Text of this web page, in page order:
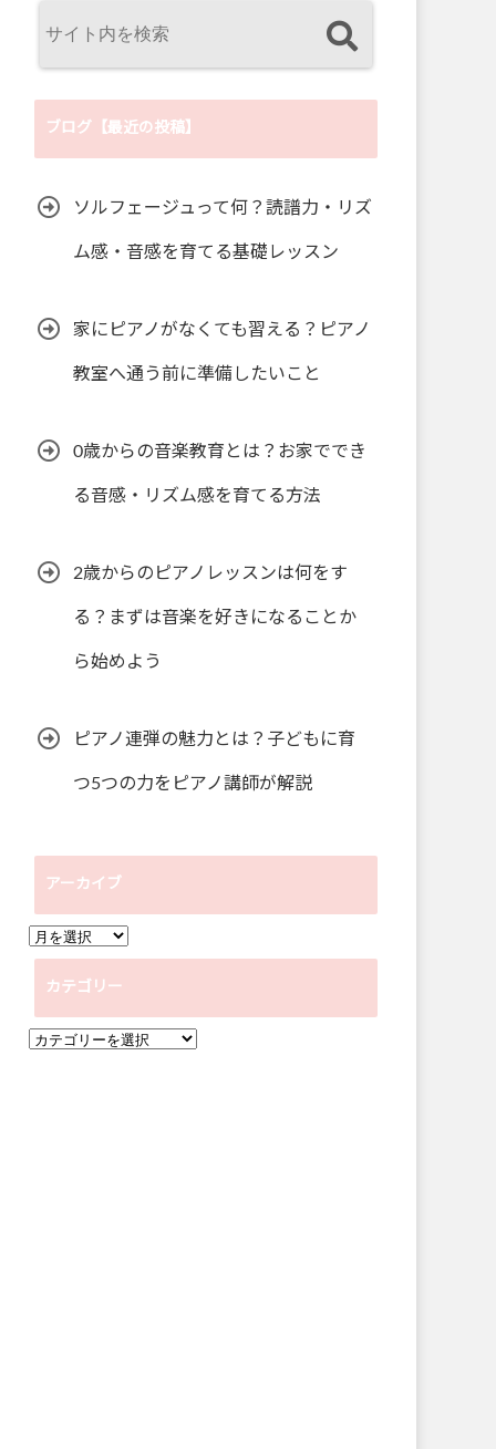
ブログ【最近の投稿】
ソルフェージュって何？読譜力・リズ
ム感・音感を育てる基礎レッスン
家にピアノがなくても習える？ピアノ
教室へ通う前に準備したいこと
0歳からの音楽教育とは？お家ででき
る音感・リズム感を育てる方法
2歳からのピアノレッスンは何をす
る？まずは音楽を好きになることか
ら始めよう
ピアノ連弾の魅力とは？子どもに育
つ5つの力をピアノ講師が解説
アーカイブ
ア
イ
ブ
カテゴリー
カ